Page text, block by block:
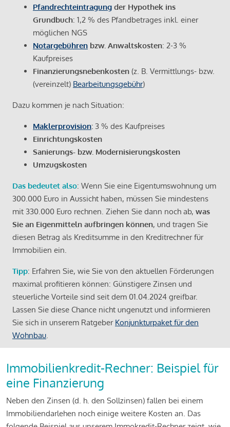
Pfandrechteintragung der Hypothek ins
Grundbuch: 1,2 % des Pfandbetrages inkl. einer
möglichen NGS
Notargebühren bzw. Anwaltskosten: 2-3 %
Kaufpreises
Finanzierungsnebenkosten (z. B. Vermittlungs- bzw.
(vereinzelt) Bearbeitungsgebühr)
Dazu kommen je nach Situation:
Maklerprovision: 3 % des Kaufpreises
Einrichtungskosten
Sanierungs- bzw. Modernisierungskosten
Umzugskosten
Das bedeutet also: Wenn Sie eine Eigentumswohnung um
300.000 Euro in Aussicht haben, müssen Sie mindestens
mit 330.000 Euro rechnen. Ziehen Sie dann noch ab, was
Sie an Eigenmitteln aufbringen können, und tragen Sie
diesen Betrag als Kreditsumme in den Kreditrechner für
Immobilien ein.
Tipp: Erfahren Sie, wie Sie von den aktuellen Förderungen
maximal profitieren können: Günstigere Zinsen und
steuerliche Vorteile sind seit dem 01.04.2024 greifbar.
Lassen Sie diese Chance nicht ungenutzt und informieren
Sie sich in unserem Ratgeber Konjunkturpaket für den
Wohnbau.
Immobilienkredit-Rechner: Beispiel für
eine Finanzierung
Neben den Zinsen (d. h. den Sollzinsen) fallen bei einem
Immobiliendarlehen noch einige weitere Kosten an. Das